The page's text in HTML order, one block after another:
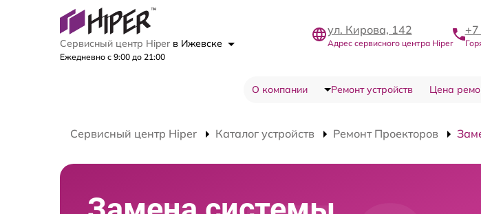
Сервисный центр Hiper в Ижевске
Ежедневно с 9:00 до 21:00
ул. Кирова, 142
Адрес сервисного центра Hiper
О компании Ремонт устройств Цена
Сервисный центр Hiper Каталог устройств Ремонт Проекторов